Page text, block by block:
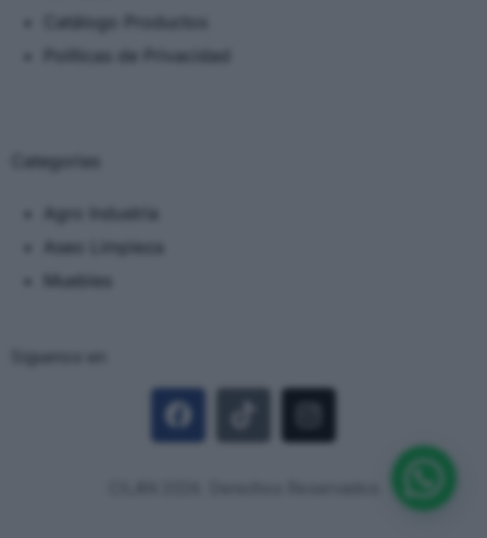
Catálogo Productos
Políticas de Privacidad
Categorias
Agro Industria
Aseo Limpieza
Muebles